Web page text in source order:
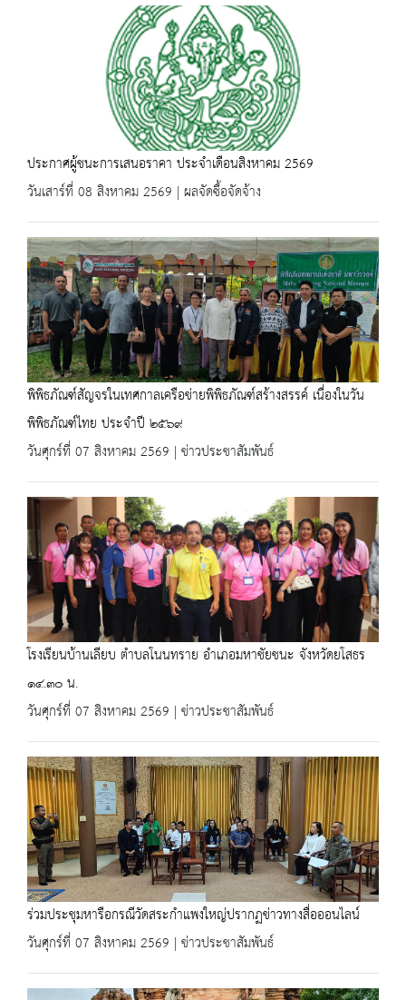
ประกาศผู้ชนะการเสนอราคา ประจำเดือนสิงหาคม 2569
วันเสาร์ที่ 08 สิงหาคม 2569 | ผลจัดซื้อจัดจ้าง
พิพิธภัณฑ์สัญจรในเทศกาลเครือข่ายพิพิธภัณฑ์สร้างสรรค์ เนื่องในวัน
พิพิธภัณฑ์ไทย ประจำปี ๒๕๖๙
วันศุกร์ที่ 07 สิงหาคม 2569 | ข่าวประชาสัมพันธ์
โรงเรียนบ้านเลียบ ตำบลโนนทราย อำเภอมหาชัยชนะ จังหวัดยโสธร
๑๔.๓๐ น.
วันศุกร์ที่ 07 สิงหาคม 2569 | ข่าวประชาสัมพันธ์
ร่วมประชุมหารือกรณีวัดสระกำแพงใหญ่ปรากฏข่าวทางสื่อออนไลน์
วันศุกร์ที่ 07 สิงหาคม 2569 | ข่าวประชาสัมพันธ์